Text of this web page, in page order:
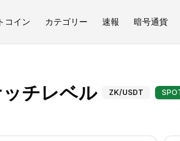
コイン カテゴリー 速報 暗号通貨
は 32.06 です 中立ゾーンにありま
チレベルZKsync
ZK/USDT